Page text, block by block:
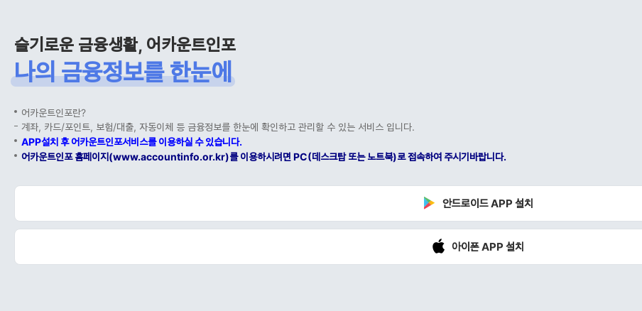
슬기로운 금융생활, 어카운트인포
나의 금융정보를 한눈에
어카운트인포란?
계좌, 카드/포인트, 보험/대출, 자동이체 등 금융정보를 한눈에 확인하고 관리할 수 있는 서비스 입니다.
APP설치 후 어카운트인포서비스를 이용하실 수 있습니다.
어카운트인포 홈페이지(www.accountinfo.or.kr)를 이용하시려면 PC(데스크탑 또는 노트북)로 접속하여 주시기바랍니다.
안드로이드 APP 설치
아이폰 APP 설치